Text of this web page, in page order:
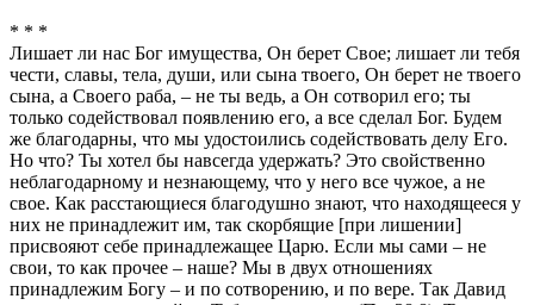
* * *
Лишает ли нас Бог имущества, Он берет Свое; лишает ли тебя
чести, славы, тела, души, или сына твоего, Он берет не твоего
сына, а Своего раба, – не ты ведь, а Он сотворил его; ты
только содействовал появлению его, а все сделал Бог. Будем
же благодарны, что мы удостоились содействовать делу Его.
Но что? Ты хотел бы навсегда удержать? Это свойственно
неблагодарному и незнающему, что у него все чужое, а не
свое. Как расстающиеся благодушно знают, что находящееся у
них не принадлежит им, так скорбящие [при лишении]
присвояют себе принадлежащее Царю. Если мы сами – не
свои, то как прочее – наше? Мы в двух отношениях
принадлежим Богу – и по сотворению, и по вере. Так Давид